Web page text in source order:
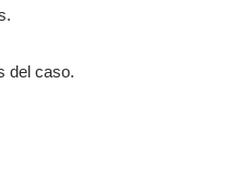
del caso.